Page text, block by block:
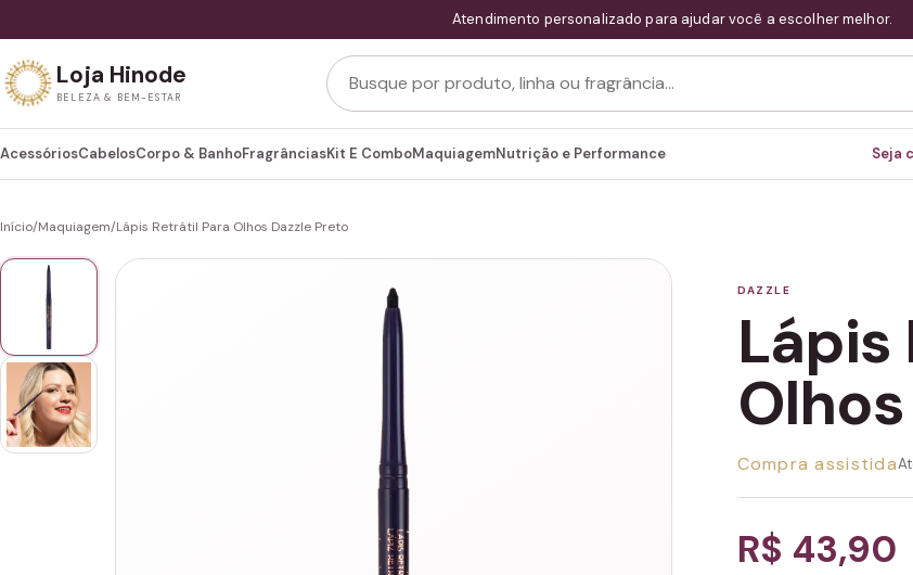
Atendimento personalizado para ajudar você a escolher melhor.
Loja Hinode
BELEZA & BEM-ESTAR
Buscar produtos
AcessóriosCabelosCorpo & BanhoFragrânciasKit E ComboMaquiagemNutrição e Performance Seja
Início/Maquiagem/Lápis Retrátil Para Olhos Dazzle Preto
DAZZLE
Lápis
Compra assistida
R$ 43,90